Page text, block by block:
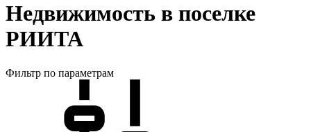
Недвижимость в поселке
РИИТА
Фильтр по параметрам